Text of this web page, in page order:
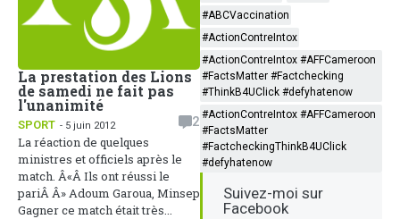
La prestation des Lions
de samedi ne fait pas
l'unanimité
SPORT - 5 juin 2012
2
La réaction de quelques
ministres et officiels après le
match. Â«Â Ils ont réussi le
pariÂ Â» Adoum Garoua, Minsep
Gagner ce match était très...
#ABCVaccination
#ActionContreIntox
#ActionContreIntox #AFFCameroon
#FactsMatter #Factchecking
#ThinkB4UClick #defyhatenow
#ActionContreIntox #AFFCameroon
#FactsMatter
#FactcheckingThinkB4UClick
#defyhatenow
Suivez-moi sur
Facebook